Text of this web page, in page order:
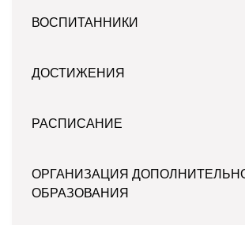
ВОСПИТАННИКИ
ДОСТИЖЕНИЯ
РАСПИСАНИЕ
ОРГАНИЗАЦИЯ
ОБРАЗОВАНИЯ